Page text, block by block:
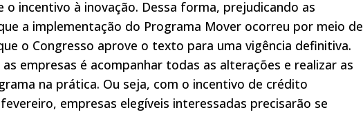
incentivo à inovação. Dessa forma, prejudicando as
a implementação do Programa Mover ocorreu por meio de
o Congresso aprove o texto para uma vigência definitiva.
empresas é acompanhar todas as alterações e realizar as
na prática. Ou seja, com o incentivo de crédito
empresas elegíveis interessadas precisarão se